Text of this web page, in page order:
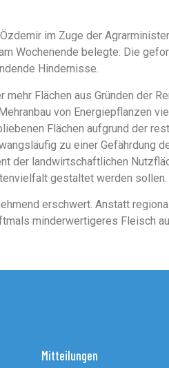
im Zuge der
Wochenende belegte. Die
Hindernisse.
Flächen aus Gründen der
von Energiepflanzen
Flächen aufgrund der
zu einer Gefährdung
der landwirtschaftlichen
gestaltet werden sollen.
erschwert. Anstatt
minderwertigeres Fleisch
Mitteilungen